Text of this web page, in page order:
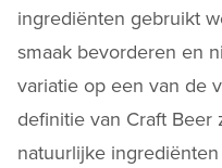
ingrediënten gebruikt
smaak bevorderen en
variatie op een van de
definitie van Craft
natuurlijke